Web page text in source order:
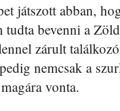
játszott abban,
bevenni a
zárult
nemcsak a
vonta.